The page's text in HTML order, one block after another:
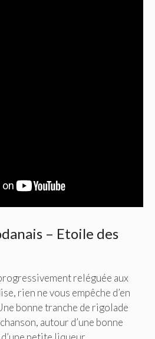
– Etoile des
reléguée aux
rien ne vous empêche d’en
bonne tranche de rigolade
autour d’une bonne